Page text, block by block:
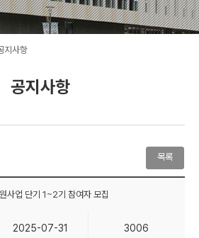
지사항
공지사항
목록
사업 단기 1~2기 참여자 모집
2025-07-31 3006